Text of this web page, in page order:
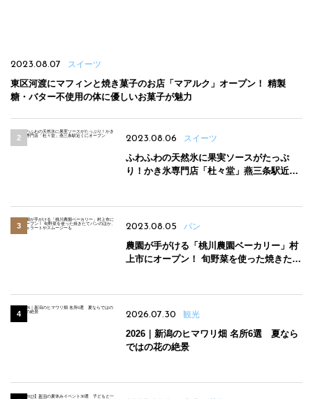
2023.08.07 スイーツ
東区河渡にマフィンと焼き菓子のお店「マアルク」オープン！ 精製
糖・バター不使用の体に優しいお菓子が魅力
2023.08.06 スイーツ
ふわふわの天然氷に果実ソースがたっぷ
り！かき氷専門店「杜々堂」燕三条駅近く
2023.08.05 パン
農園が手がける「桃川農園ベーカリー」村
上市にオープン！ 旬野菜を使った焼きたて
2026.07.30 観光
2026｜新潟のヒマワリ畑 名所6選 夏なら
ではの花の絶景